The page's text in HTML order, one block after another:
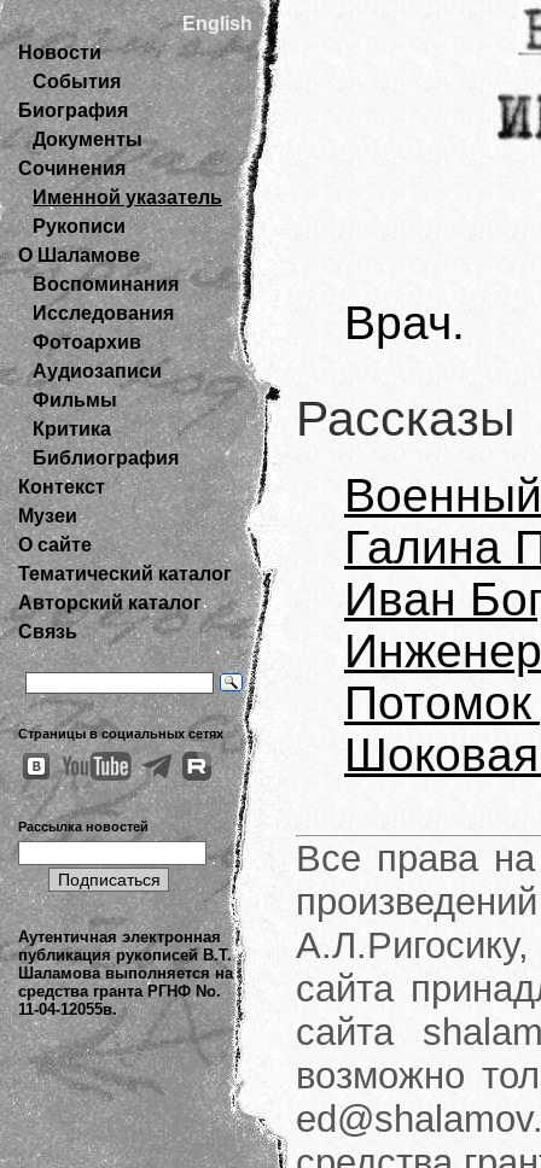
English
Новости
События
Биография
Документы
Сочинения
Именной указатель
Рукописи
О Шаламове
Воспоминания
Исследования
Фотоархив
Аудиозаписи
Фильмы
Критика
Библиография
Контекст
Музеи
О сайте
Тематический каталог
Авторский каталог
Связь
Страницы в социальных сетях
Рассылка новостей
Аутентичная электронная
публикация рукописей В.Т.
Шаламова выполняется на
средства гранта РГНФ No.
11-04-12055в.
Врач.
Рассказы
Галина
Иван
Все права на
сайта
сайта
возможно